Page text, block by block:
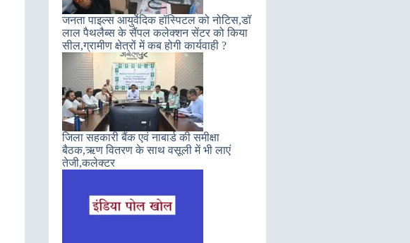
जनता पाइल्स आयुर्वेदिक हॉस्पिटल को नोटिस,डॉ
लाल पैथलैब्स के सैंपल कलेक्शन सेंटर को किया
सील,ग्रामीण क्षेत्रों में कब होगी कार्यवाही ?
जिला सहकारी बैंक एवं नाबार्ड की समीक्षा
बैठक,ऋण वितरण के साथ वसूली में भी लाएं
तेजी,कलेक्टर